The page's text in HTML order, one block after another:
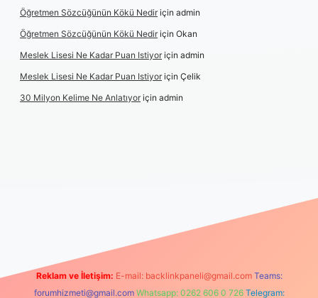
Öğretmen Sözcüğünün Kökü Nediriçin admin
Öğretmen Sözcüğünün Kökü Nediriçin Okan
Meslek Lisesi Ne Kadar Puan Istiyoriçin admin
Meslek Lisesi Ne Kadar Puan Istiyoriçin Çelik
30 Milyon Kelime Ne Anlatıyoriçin admin
Reklam ve İletişim: E-mail: backlinkpaneli@gmail.com Teams:
forumhizmeti@gmail.com Whatsapp: 0262 606 0 726 Telegram: